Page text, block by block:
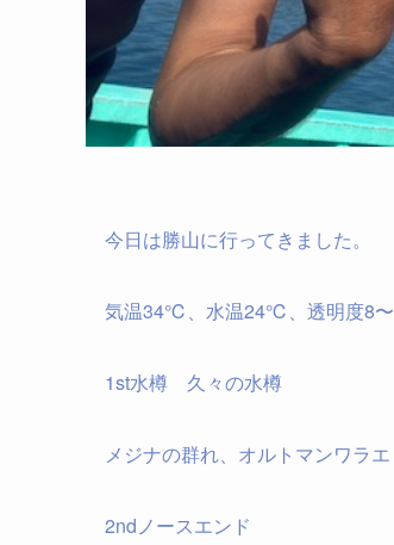
今日は勝山に行ってきました。
気温34℃、水温24℃、透明度8
1st水樽 久々の水樽
メジナの群れ、オルトマンワラ
2ndノースエンド